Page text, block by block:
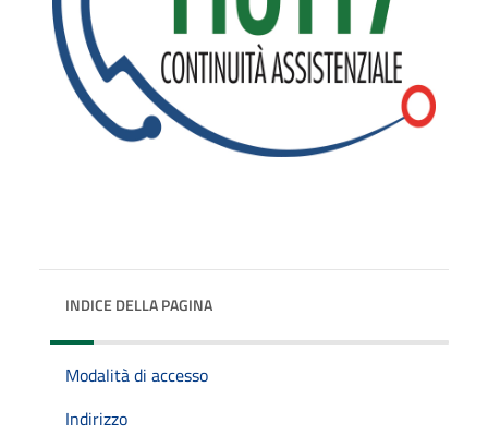
INDICE DELLA PAGINA
Modalità di accesso
Indirizzo